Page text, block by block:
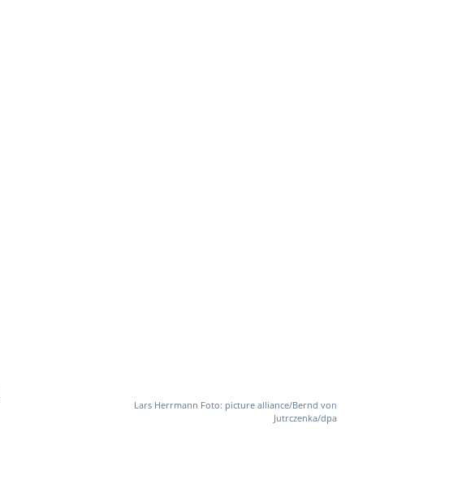
Lars Herrmann Foto: picture alliance/Bernd von
Jutrczenka/dpa